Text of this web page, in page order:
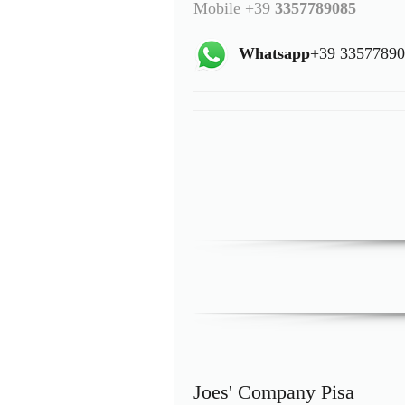
Mobile +39 3357789085
Whatsapp+39
Joes' Company Pisa